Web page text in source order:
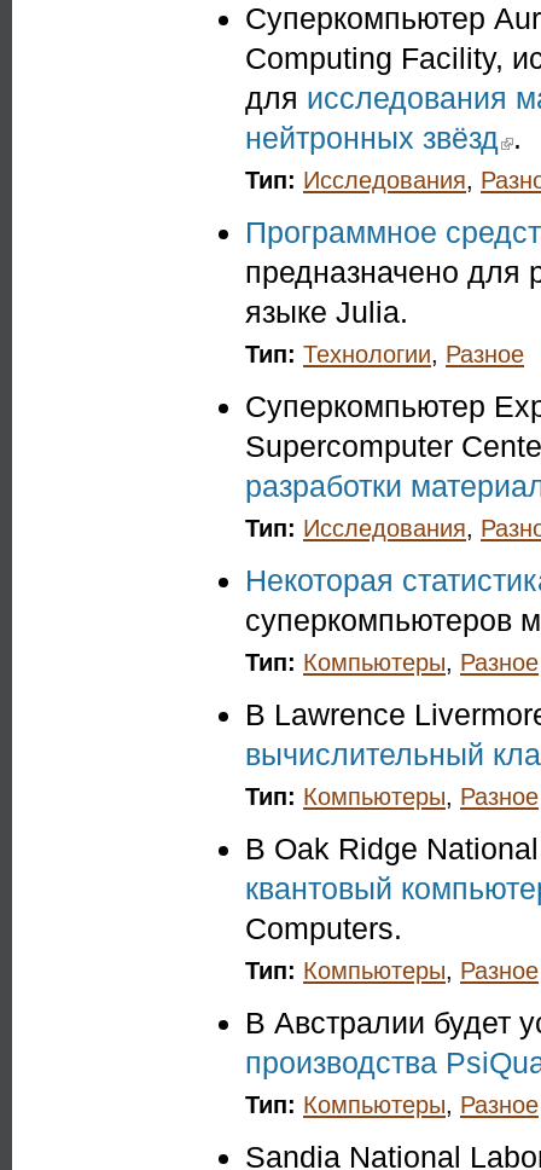
Суперкомпьютер
Computing Facility,
для исследования
нейтронных звёзд .
Тип: Исследования,
Программное
предназначено для
языке Julia.
Тип: Технологии, Разное
Суперкомпьютер
Supercomputer
разработки
Тип: Исследования,
Некоторая
суперкомпьютеров
Тип: Компьютеры, Разное
В Lawrence
вычислительный
Тип: Компьютеры, Разное
В Oak Ridge
квантовый
Computers.
Тип: Компьютеры, Разное
В Австралии будет
производства
Тип: Компьютеры, Разное
Sandia National